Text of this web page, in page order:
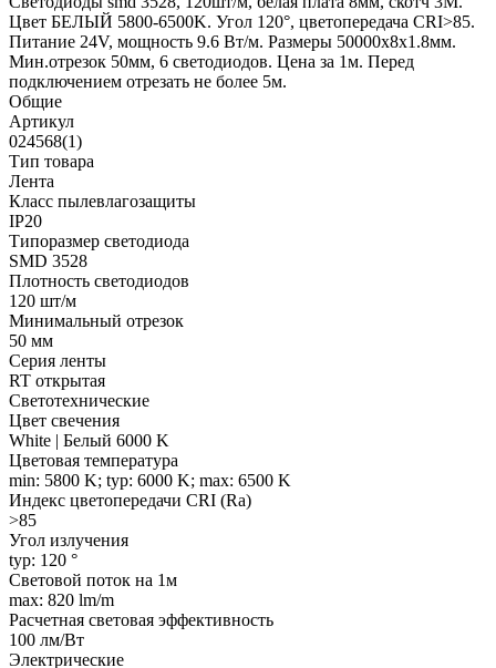
Цвет БЕЛЫЙ 5800-6500K. Угол 120°, цветопередача CRI>85.
Питание 24V, мощность 9.6 Вт/м. Размеры 50000х8х1.8мм.
Мин.отрезок 50мм, 6 светодиодов. Цена за 1м. Перед
подключением отрезать не более 5м.
Общие
Артикул
024568(1)
Тип товара
Лента
Класс пылевлагозащиты
IP20
Типоразмер светодиода
SMD 3528
Плотность светодиодов
120 шт/м
Минимальный отрезок
50 мм
Серия ленты
RT открытая
Светотехнические
Цвет свечения
White | Белый 6000 K
Цветовая температура
min: 5800 K; typ: 6000 K; max: 6500 K
Индекс цветопередачи CRI (Ra)
>85
Угол излучения
typ: 120 °
Световой поток на 1м
max: 820 lm/m
Расчетная световая эффективность
100 лм/Вт
Электрические